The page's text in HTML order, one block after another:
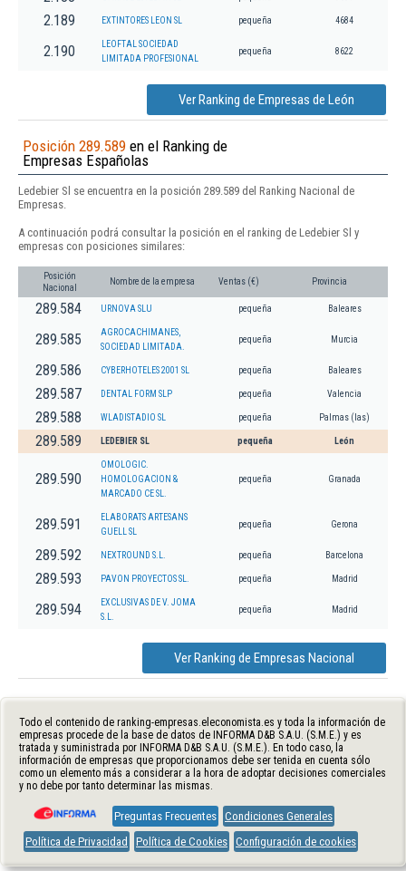
2.189 EXTINTORES LEON SL pequeña 4684
2.190
LEOFTAL SOCIEDAD
LIMITADA PROFESIONAL
pequeña 8622
Ver Ranking de Empresas de León
Posición 289.589 en el Ranking de
Empresas Españolas
Ledebier Sl se encuentra en la posición 289.589 del Ranking Nacional de
Empresas.
A continuación podrá consultar la posición en el ranking de Ledebier Sl y
empresas con posiciones similares:
Posición
Nacional
Nombre de la empresa Ventas (€) Provincia
289.584 URNOVA SLU pequeña Baleares
289.585
AGROCACHIMANES,
SOCIEDAD LIMITADA.
pequeña Murcia
289.586 CYBERHOTELES 2001 SL pequeña Baleares
289.587 DENTAL FORM SLP pequeña Valencia
289.588 WLADISTADIO SL pequeña Palmas (las)
289.589 LEDEBIER SL pequeña León
289.590
OMOLOGIC.
HOMOLOGACION &
MARCADO CE SL.
pequeña Granada
289.591
ELABORATS ARTESANS
GUELL SL
pequeña Gerona
289.592 NEXTROUND S.L. pequeña Barcelona
289.593 PAVON PROYECTOS SL. pequeña Madrid
289.594
EXCLUSIVAS DE V. JOMA
S.L.
pequeña Madrid
Ver Ranking de Empresas Nacional
Todo el contenido de ranking-empresas.eleconomista.es y toda la información de
empresas procede de la base de datos de INFORMA D&B S.A.U. (S.M.E.) y es
tratada y suministrada por INFORMA D&B S.A.U. (S.M.E.). En todo caso, la
información de empresas que proporcionamos debe ser tenida en cuenta sólo
como un elemento más a considerar a la hora de adoptar decisiones comerciales
y no debe por tanto determinar las mismas.
Preguntas Frecuentes Condiciones Generales
Política de Privacidad
Política de Cookies Configuración de cookies